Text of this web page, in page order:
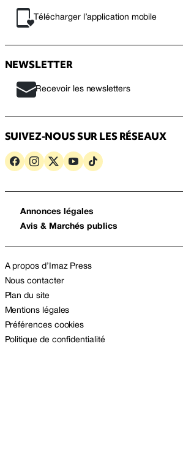
Télécharger l’application mobile
NEWSLETTER
Recevoir les newsletters
SUIVEZ-NOUS SUR LES RÉSEAUX
Annonces légales
Avis & Marchés publics
A propos d’Imaz Press
Nous contacter
Plan du site
Mentions légales
Préférences cookies
Politique de confidentialité